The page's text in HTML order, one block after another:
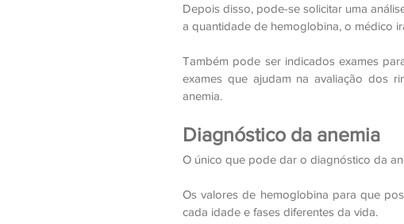
Depois disso, pode-se solicitar uma
a quantidade de hemoglobina, o médico
Também pode ser indicados exames
exames que ajudam na avaliação dos
anemia.
Diagnóstico da anemia
O único que pode dar o diagnóstico da
Os valores de hemoglobina para que
cada idade e fases diferentes da vida.